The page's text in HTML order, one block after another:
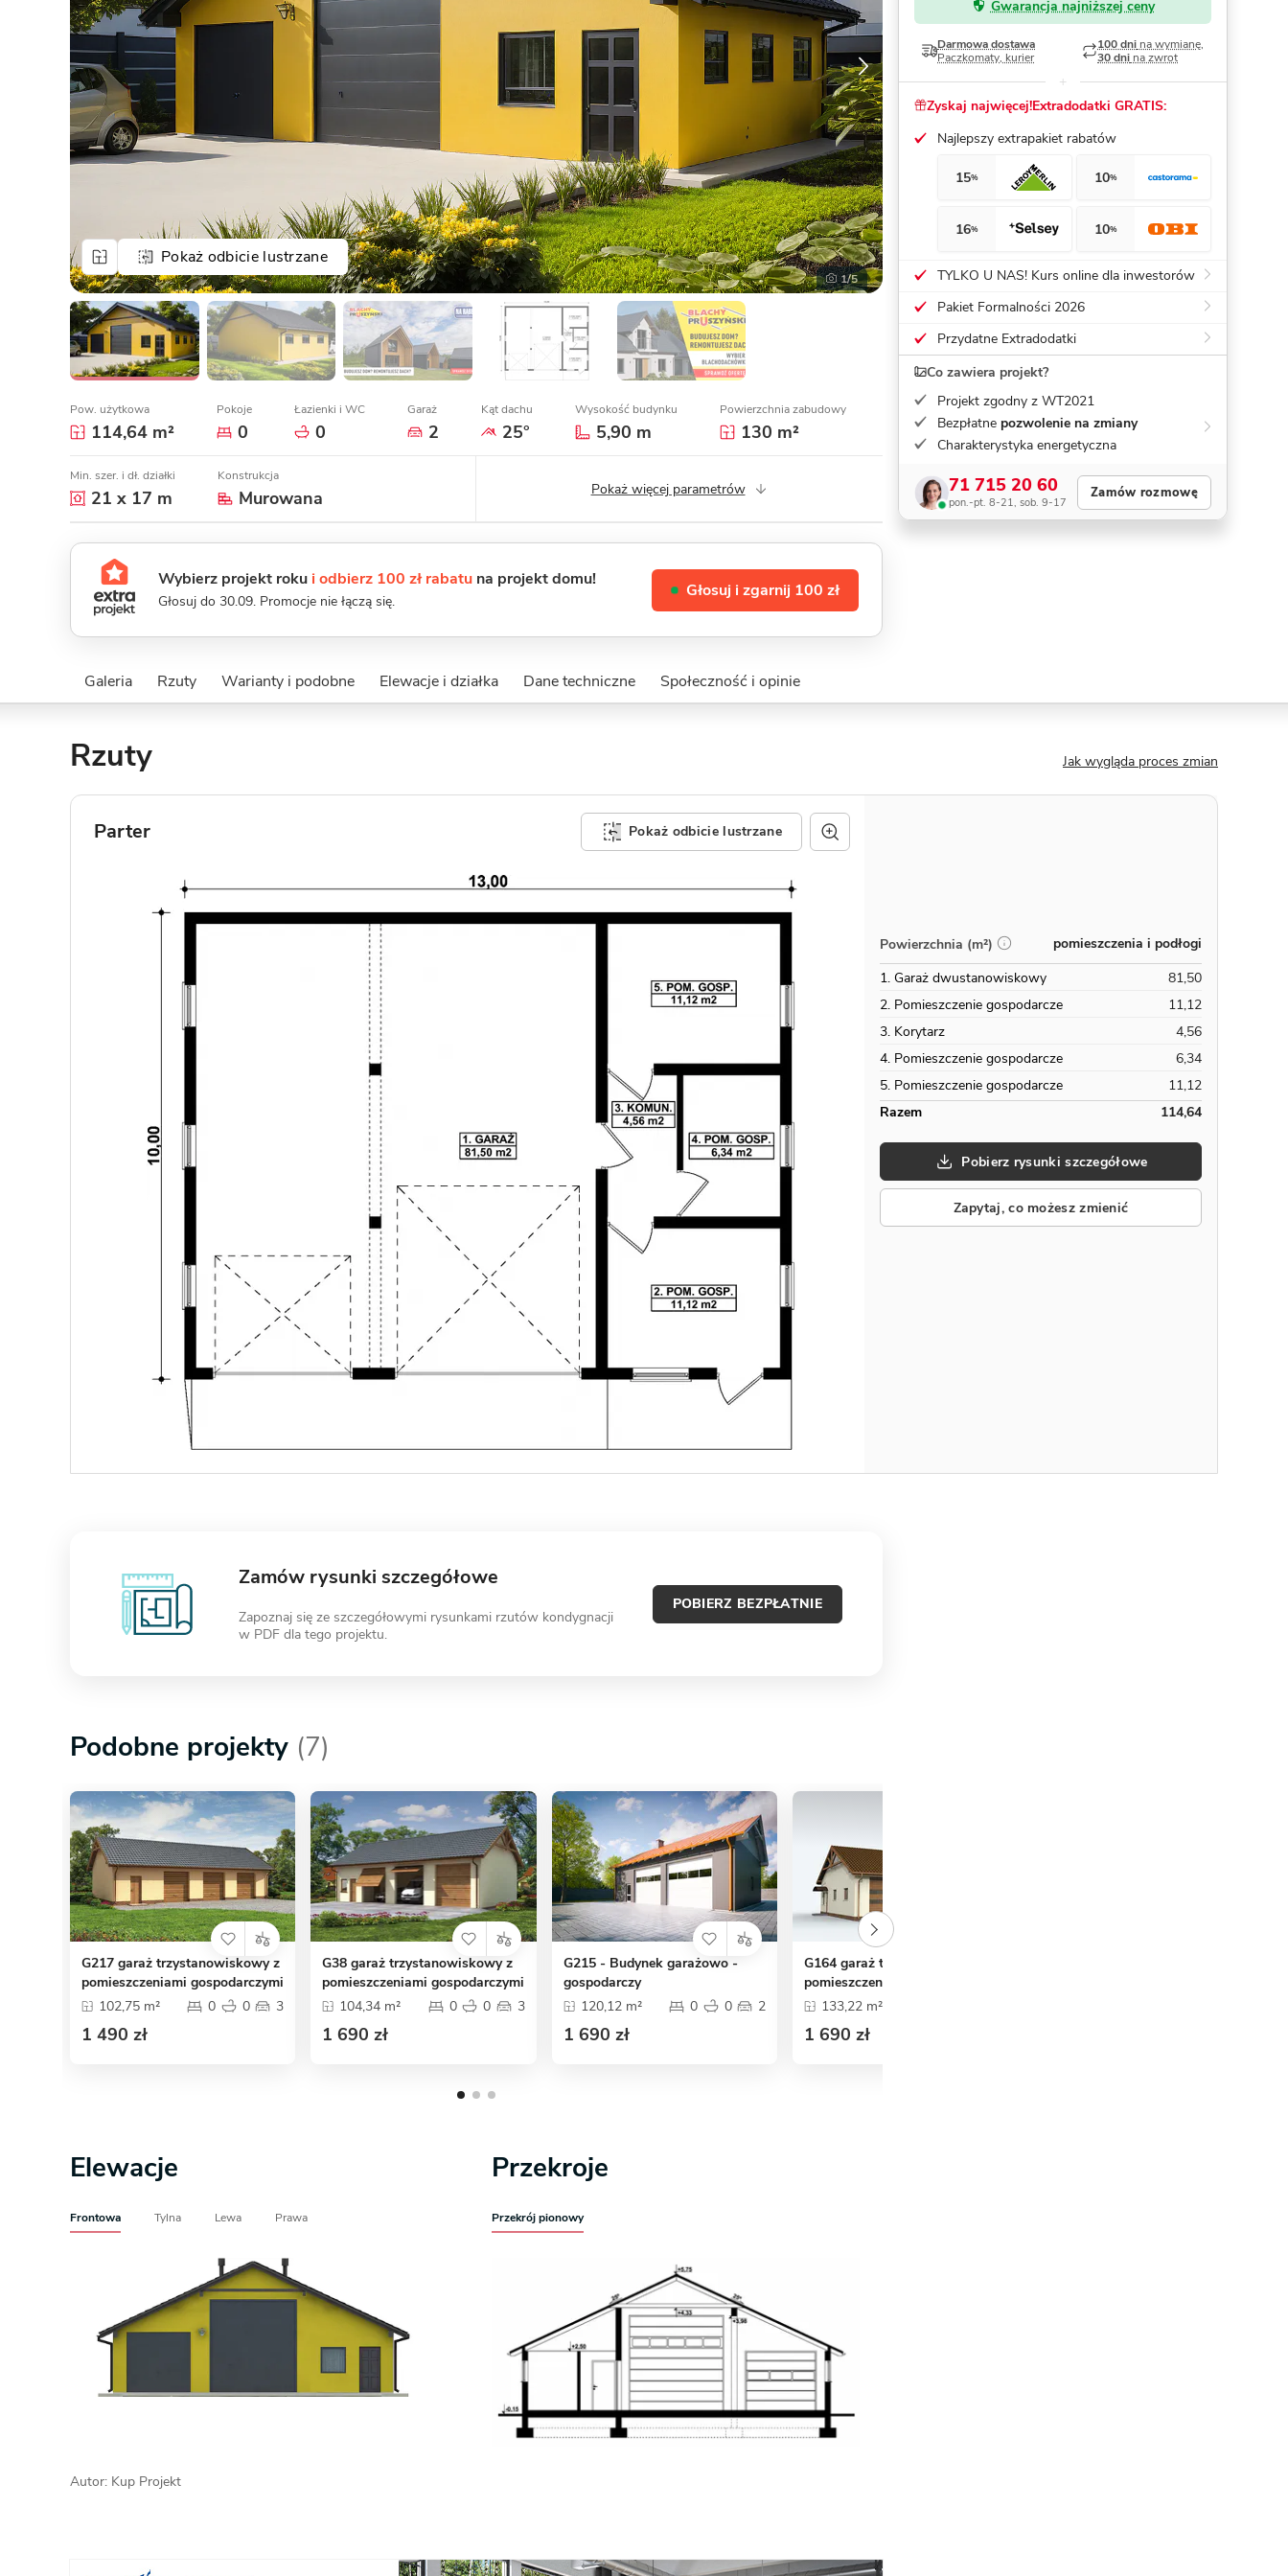
DODATKOWE ELEMENTY
Zobacz wszystkie kategorie
Dom pasywny- co to znaczy
AKADEMIA EXTRADOM.PL
BAZA WIEDZY
Zobacz wszystkie porady
1/5
Pokaż odbicie lustrzane
Pow. użytkowa
114,64 m²
Pokoje
0
Łazienki i WC
0
Garaż
2
Kąt dachu
25°
Wysokość budynku
5,90 m
Powierzchnia zabudowy
130 m²
Min. szer. i dł. działki
21 x 17 m
Konstrukcja
Murowana Pokaż więcej parametrów
Wybierz projekt roku i odbierz 100 zł rabatu na projekt domu!
Głosuj do 30.09. Promocje nie łączą się.
Głosuj i zgarnij 100 zł
Gwarancja najniższej ceny
Darmowa dostawa
Paczkomaty, kurier
100 dni na wymianę,
30 dni na zwrot
Zyskaj najwięcej!Extradodatki GRATIS:
Najlepszy extrapakiet rabatów
15% 10%
16% 10%
TYLKO U NAS! Kurs online dla inwestorów
Pakiet Formalności 2026
Przydatne Extradodatki
Co zawiera projekt?
Projekt zgodny z WT2021
Bezpłatne pozwolenie na zmiany
Charakterystyka energetyczna
71 715 20 60
pon.-pt. 8-21, sob. 9-17
Zamów rozmowę
Galeria Rzuty Warianty i podobne Elewacje i działka Dane techniczne Społeczność i opinie
Rzuty Jak wygląda proces zmian
Parter Pokaż odbicie lustrzane
Powierzchnia (m²)
pomieszczenia i podłogi
1. Garaż dwustanowiskowy
81,50
2. Pomieszczenie gospodarcze
11,12
3. Korytarz
4,56
4. Pomieszczenie gospodarcze
6,34
5. Pomieszczenie gospodarcze
11,12
Razem
114,64
Pobierz rysunki szczegółowe
Zapytaj, co możesz zmienić
Zamów rysunki szczegółowe
Zapoznaj się ze szczegółowymi rysunkami rzutów kondygnacji
w PDF dla tego projektu.
POBIERZ BEZPŁATNIE
Podobne projekty (7)
G217 garaż trzystanowiskowy z
pomieszczeniami gospodarczymi
102,75 m²
0 0 3
1 490 zł
G38 garaż trzystanowiskowy z
pomieszczeniami gospodarczymi
104,34 m²
0 0 3
1 690 zł
G215 - Budynek garażowo -
gospodarczy
120,12 m²
0 0 2
1 690 zł
G164 garaż trzystanowiskowy z
pomieszczeniami gospodarczymi
133,22 m²
1 690 zł
Elewacje
Frontowa Tylna Lewa Prawa
Przekroje
Przekrój pionowy
Autor: Kup Projekt